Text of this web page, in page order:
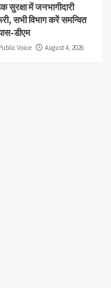
सुरक्षा में जनभागीदारी
सभी विभाग करें समन्वित
डीएम
Voice August 4, 2026